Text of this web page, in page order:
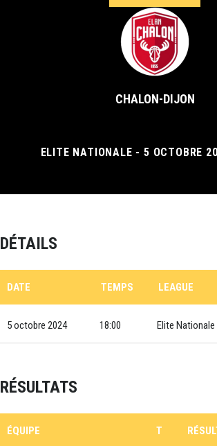
CHALON-DIJON
ELITE NATIONALE - 5 OCTOBRE
DÉTAILS
DATE TEMPS LEAGUE
5 octobre 2024 18:00 Elite Nationale
RÉSULTATS
ÉQUIPE T